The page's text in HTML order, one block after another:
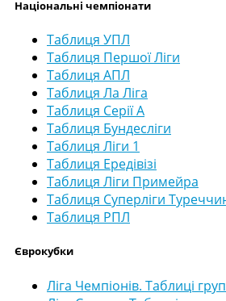
Національні чемпіонати
Таблиця УПЛ
Таблиця Першої Ліги
Таблиця АПЛ
Таблиця Ла Ліга
Таблиця Серії А
Таблиця Бундесліги
Таблиця Ліги 1
Таблиця Ередівізі
Таблиця Ліги Примейра
Таблиця Суперліги
Таблиця РПЛ
Єврокубки
Ліга Чемпіонів. Таблиці